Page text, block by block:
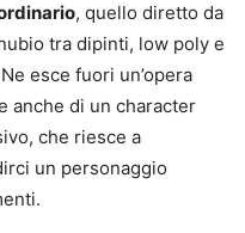
, quello diretto da
tra dipinti, low poly e
esce fuori un’opera
anche di un character
che riesce a
un personaggio